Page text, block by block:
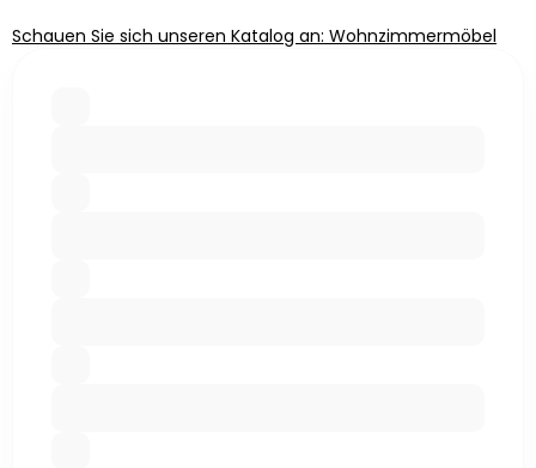
Schauen Sie sich unseren Katalog an: Wohnzimmermöbel